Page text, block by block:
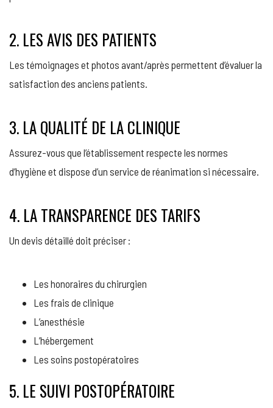
2. LES AVIS DES PATIENTS
Les témoignages et photos avant/après permettent d’évaluer la
satisfaction des anciens patients.
3. LA QUALITÉ DE LA CLINIQUE
Assurez-vous que l’établissement respecte les normes
d’hygiène et dispose d’un service de réanimation si nécessaire.
4. LA TRANSPARENCE DES TARIFS
Un devis détaillé doit préciser :
Les honoraires du chirurgien
Les frais de clinique
L’anesthésie
L’hébergement
Les soins postopératoires
5. LE SUIVI POSTOPÉRATOIRE